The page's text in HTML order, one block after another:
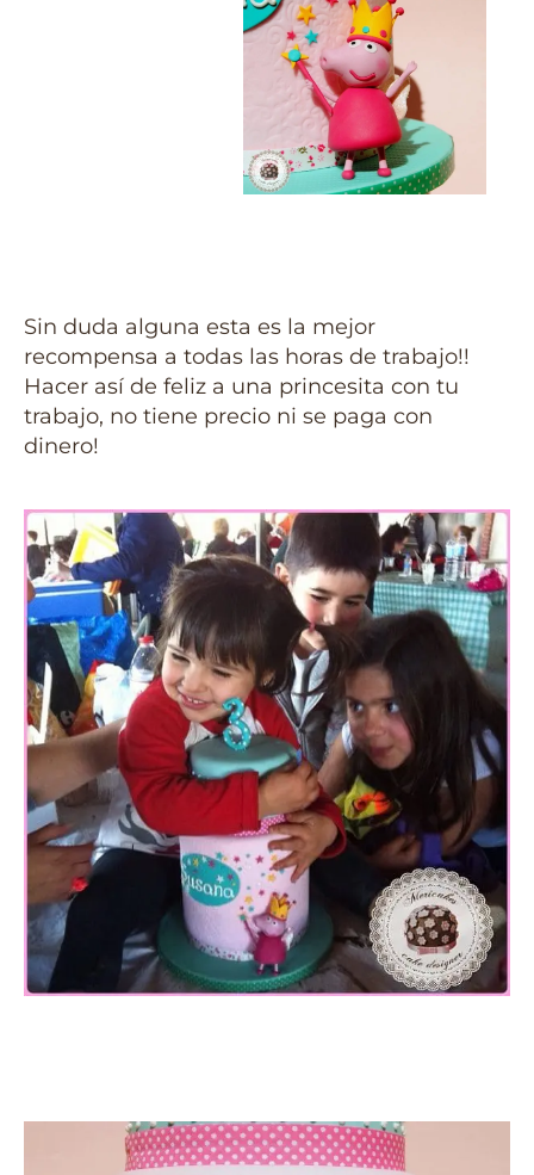
Sin duda alguna esta es la mejor
recompensa a todas las horas de trabajo!!
Hacer así de feliz a una princesita con tu
trabajo, no tiene precio ni se paga con
dinero!